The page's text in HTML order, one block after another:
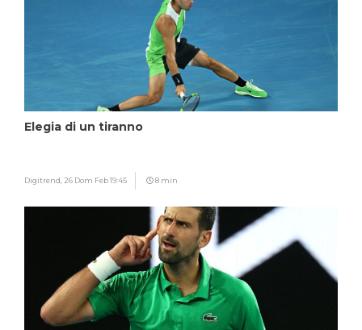
Elegia di un tiranno
Digitrend, 26 Dom Feb 19:45 8 min